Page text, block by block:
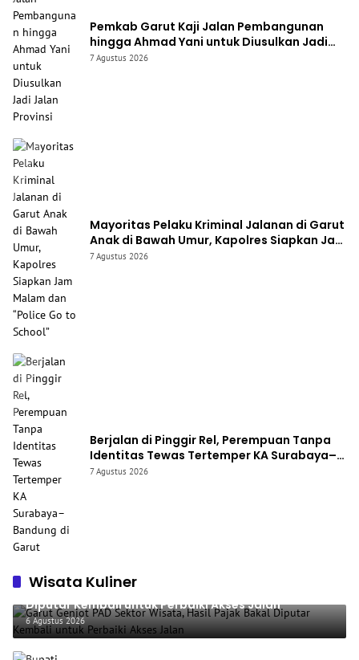
Pemkab Garut Kaji Jalan Pembangunan
hingga Ahmad Yani untuk Diusulkan Jadi
Jalan Provinsi
7 Agustus 2026
Mayoritas Pelaku Kriminal Jalanan di Garut
Anak di Bawah Umur, Kapolres Siapkan Jam
Malam dan “Police Go to School”
7 Agustus 2026
Berjalan di Pinggir Rel, Perempuan Tanpa
Identitas Tewas Tertemper KA Surabaya–
Bandung di Garut
7 Agustus 2026
Wisata Kuliner
Garut Genjot PAD Sektor Wisata, Hasil Pajak Bakal
Diputar Kembali untuk Perbaiki Akses Jalan
6 Agustus 2026